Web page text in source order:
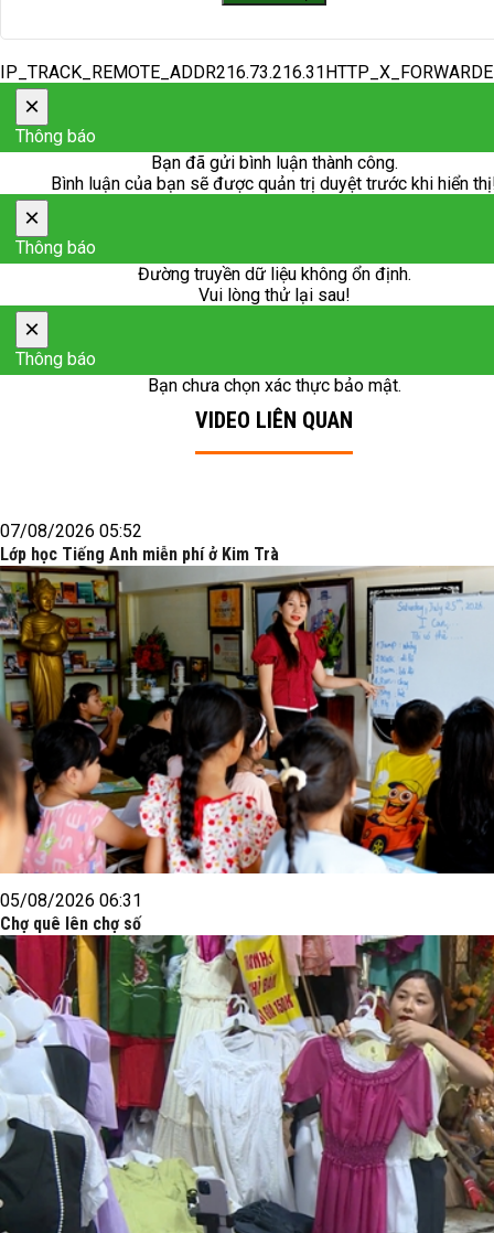
×
Thông báo
Bạn đã gửi bình luận thành công.
Bình luận của bạn sẽ được quản trị duyệt trước khi hiển
×
Thông báo
Đường truyền dữ liệu không ổn định.
Vui lòng thử lại sau!
×
Thông báo
Bạn chưa chọn xác thực bảo mật.
VIDEO LIÊN QUAN
07/08/2026 05:52
Lớp học Tiếng Anh miễn phí ở Kim Trà
05/08/2026 06:31
Chợ quê lên chợ số